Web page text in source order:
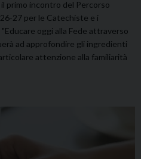
primo incontro del Percorso
27 per le Catechiste e i
oggi alla Fede attraverso
ad approfondire gli ingredienti
attenzione alla familiarità